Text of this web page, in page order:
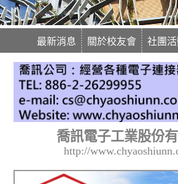
最新消息 關於校友會 社團
喬訊電子工業股份
http://